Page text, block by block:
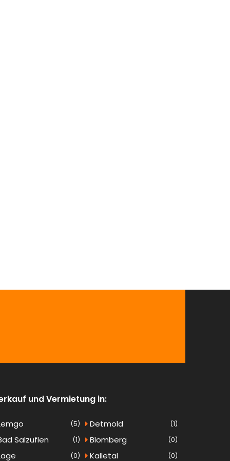
und Vermietung in:
(5) Detmold (1)
Salzuflen (1) Blomberg (0)
(0) Kalletal (0)